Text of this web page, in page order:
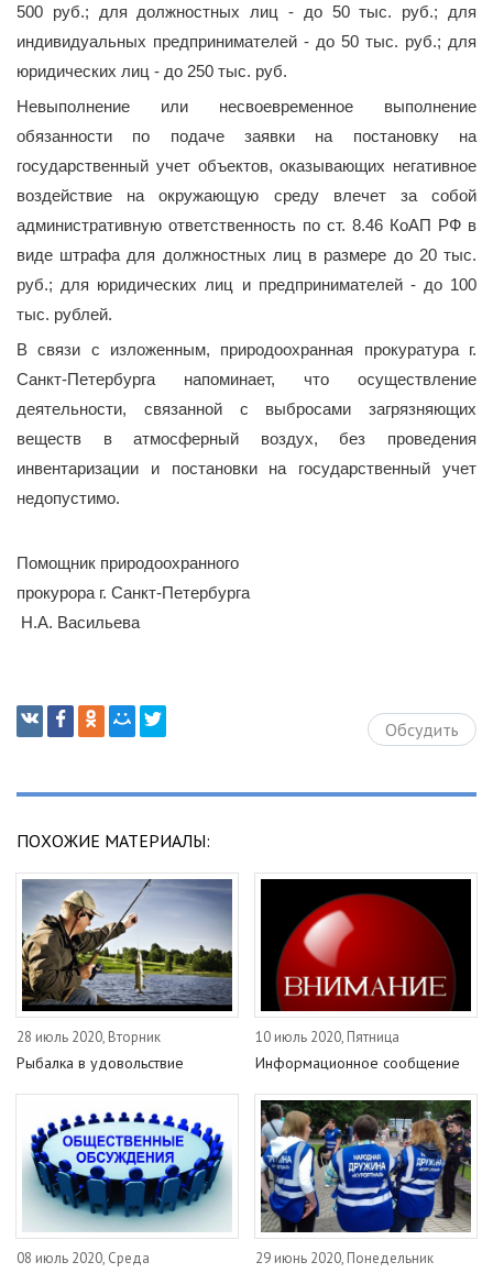
500 руб.; для должностных лиц - до 50 тыс. руб.; для
индивидуальных предпринимателей - до 50 тыс. руб.; для
юридических лиц - до 250 тыс. руб.
Невыполнение или несвоевременное выполнение
обязанности по подаче заявки на постановку на
государственный учет объектов, оказывающих негативное
воздействие на окружающую среду влечет за собой
административную ответственность по ст. 8.46 КоАП РФ в
виде штрафа для должностных лиц в размере до 20 тыс.
руб.; для юридических лиц и предпринимателей - до 100
тыс. рублей.
В связи с изложенным, природоохранная прокуратура г.
Санкт-Петербурга напоминает, что осуществление
деятельности, связанной с выбросами загрязняющих
веществ в атмосферный воздух, без проведения
инвентаризации и постановки на государственный учет
недопустимо.
Помощник природоохранного
прокурора г. Санкт-Петербурга
Н.А. Васильева
Обсудить
ПОХОЖИЕ МАТЕРИАЛЫ:
28 июль 2020, Вторник
Рыбалка в удовольствие
10 июль 2020, Пятница
Информационное сообщение
08 июль 2020, Среда 29 июнь 2020, Понедельник